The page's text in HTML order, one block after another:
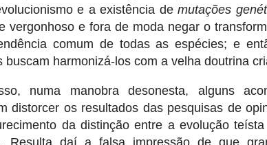
e a existência demutações
vergonhoso e fora de moda negar o
comum de todas as espécies; e
buscam harmonizá-los com a velha doutrina
numa manobra desonesta, alguns
distorcer os resultados das pesquisas de
da distinção entre a evolução
Resulta daí a falsa impressão de que